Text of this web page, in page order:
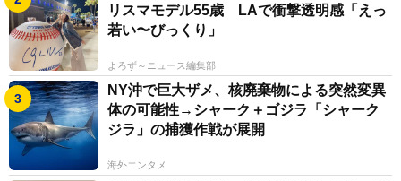
リスマモデル55歳 LAで衝撃透明感「えっ
若い〜びっくり」
よろず～ニュース編集部
NY沖で巨大ザメ、核廃棄物による突然変異
体の可能性→シャーク＋ゴジラ「シャーク
ジラ」の捕獲作戦が展開
海外エンタメ